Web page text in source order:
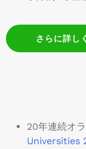
さらに詳しく
20年連続オ
Universities